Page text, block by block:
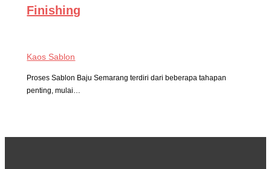
Finishing
Kaos Sablon
Proses Sablon Baju Semarang terdiri dari beberapa tahapan
penting, mulai…